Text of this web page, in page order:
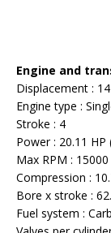
Engine and
Displacement :
Engine type :
Stroke : 4
Power : 20.11 HP
Max RPM : 15000
Compression :
Bore x stroke :
Fuel system :